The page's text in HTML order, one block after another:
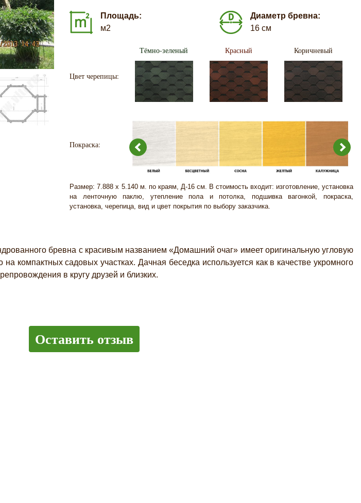
Площадь:
м2
Диаметр бревна:
16 см
Цвет черепицы:
Тёмно-зеленый Красный Коричневый
Покраска:
Размер: 7.888 х 5.140 м. по краям, Д-16 см. В стоимость входит: изготовление, установка
на ленточную паклю, утепление пола и потолка, подшивка вагонкой, покраска,
установка, черепица, вид и цвет покрытия по выбору заказчика.
бревна с красивым названием «Домашний очаг» имеет оригинальную угловую
компактных садовых участках. Дачная беседка используется как в качестве укромного
в кругу друзей и близких.
Оставить отзыв